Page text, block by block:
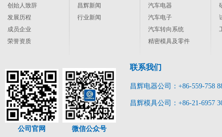
创始人致辞
发展历程
成员企业
荣誉资质
昌辉新闻
行业新闻
汽车电器
汽车电子
汽车转向系统
精密模具及零件
公司官网 微信公众号
联系我们
昌辉电器公司：+86-559-758
昌辉模具公司：+86-21-6957